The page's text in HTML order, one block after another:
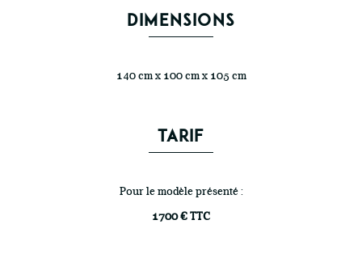
DIMENSIONS
140 cm x 100 cm x 105 cm
TARIF
Pour le modèle présenté :
1700 € TTC